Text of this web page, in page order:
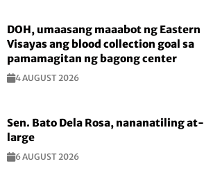
DOH, umaasang maaabot ng Eastern
Visayas ang blood collection goal sa
pamamagitan ng bagong center
4 AUGUST 2026
Sen. Bato Dela Rosa, nananatiling at-
large
6 AUGUST 2026